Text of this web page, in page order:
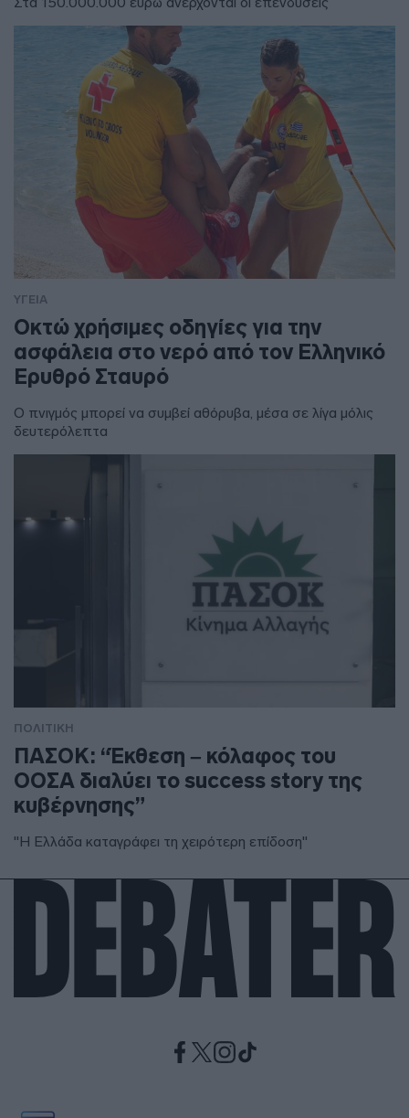
ΥΓΕΙΑ
Οκτώ χρήσιμες οδηγίες για την
ασφάλεια στο νερό από τον Ελληνικό
Ερυθρό Σταυρό
Ο πνιγμός μπορεί να συμβεί αθόρυβα, μέσα σε λίγα μόλις
δευτερόλεπτα
ΠΟΛΙΤΙΚΗ
ΠΑΣΟΚ: “Έκθεση – κόλαφος του
ΟΟΣΑ διαλύει το success story της
κυβέρνησης”
"Η Ελλάδα καταγράφει τη χειρότερη επίδοση"